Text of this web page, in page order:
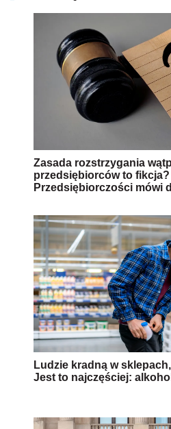
Zasada rozstrzygania
przedsiębiorców to fikcja?
Przedsiębiorczości mówi
Ludzie kradną w
Jest to najczęściej: